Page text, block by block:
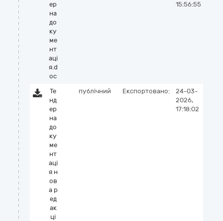
ер
на
до
ку
ме
нт
аці
я.d
oc
15:56:55
Те
нд
ер
на
до
ку
ме
нт
аці
я н
ов
а р
ед
ак
ці
публічний Експортовано:
24-03-
2026,
17:18:02